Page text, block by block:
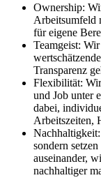
Ownership:
Arbeitsumfeld
für eigene
Teamgeist:
Transparenz
Flexibilität:
und Job unter
dabei,
Arbeitszeiten,
sondern
auseinander,
nachhaltiger